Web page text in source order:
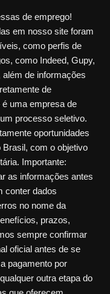
de emprego!
em nosso site foram
como perfis de
como Indeed, Gupy,
de informações
de
uma empresa de
processo seletivo.
oportunidades
com o objetivo
Importante:
as informações antes
conter dados
no nome da
prazos,
sempre confirmar
oficial antes de se
pagamento por
outra etapa do